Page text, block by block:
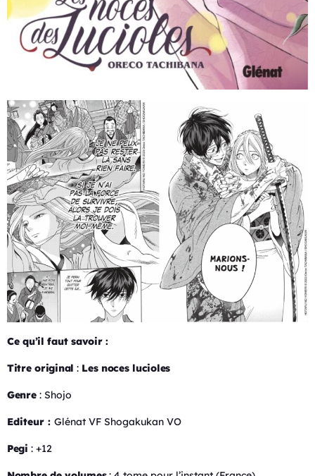
Ce qu’il faut savoir :
Titre original : Les noces lucioles
Genre: Shojo
Editeur : Glénat VF Shogakukan VO
Pegi : +12